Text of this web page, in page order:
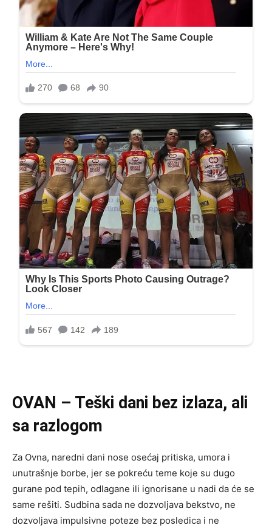
OVAN – Teški dani bez izlaza, ali
sa razlogom
Za Ovna, naredni dani nose osećaj pritiska, umora i
unutrašnje borbe, jer se pokreću teme koje su dugo
gurane pod tepih, odlagane ili ignorisane u nadi da će se
same rešiti. Sudbina sada ne dozvoljava bekstvo, ne
dozvoljava impulsivne poteze bez posledica i ne